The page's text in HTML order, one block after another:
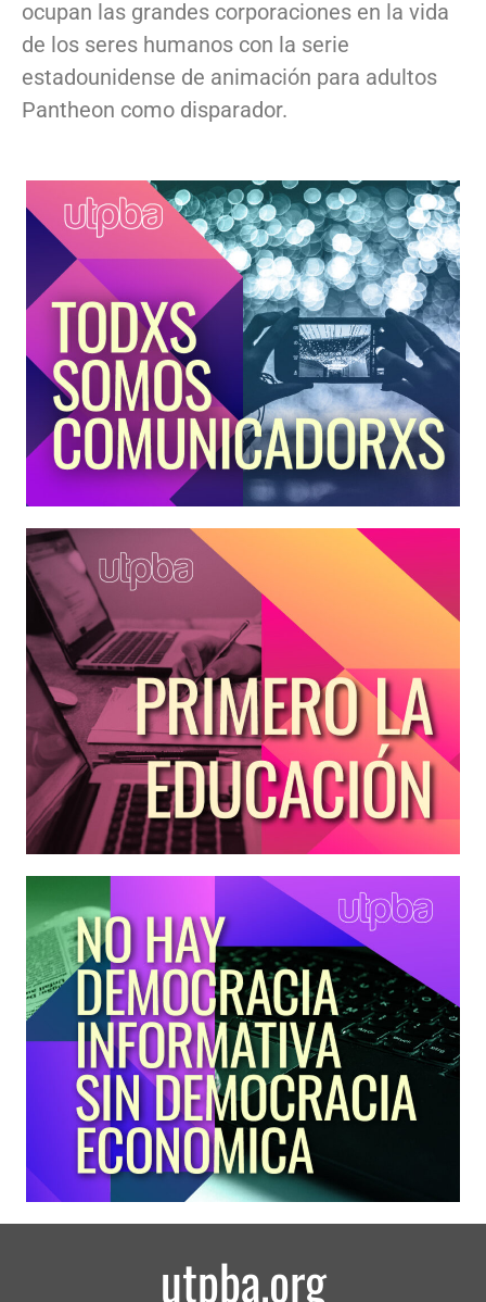
ocupan las grandes corporaciones en la vida
de los seres humanos con la serie
estadounidense de animación para adultos
Pantheon como disparador.
utpba.org